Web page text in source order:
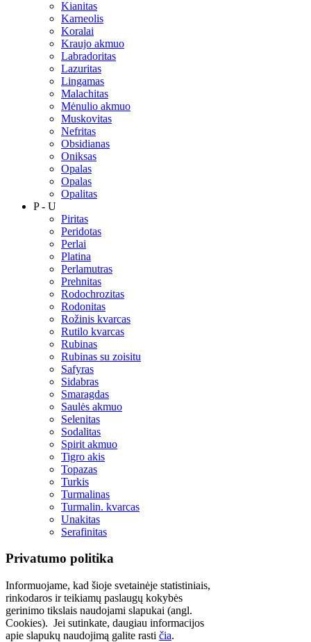
Kianitas
Karneolis
Koralai
Kraujo akmuo
Labradoritas
Lazuritas
Lingamas
Malachitas
Mėnulio akmuo
Muskovitas
Nefritas
Obsidianas
Oniksas
Opalas
Opalas
Opalitas
P - U
Piritas
Peridotas
Perlai
Platina
Perlamutras
Prehnitas
Rodochrozitas
Rodonitas
Rožinis kvarcas
Rutilo kvarcas
Rubinas
Rubinas su zoisitu
Safyras
Sidabras
Smaragdas
Saulės akmuo
Selenitas
Sodalitas
Spirit akmuo
Tigro akis
Topazas
Turkis
Turmalinas
Turmalin. kvarcas
Unakitas
Serafinitas
Privatumo politika
Informuojame, kad šioje svetainėje statistiniais,
rinkodaros ir teikiamų paslaugų kokybės
gerinimo tikslais naudojami slapukai (angl.
Cookies). Jei sutinkate, daugiau informacijos
apie slapukų naudojimą galite rasti čia.